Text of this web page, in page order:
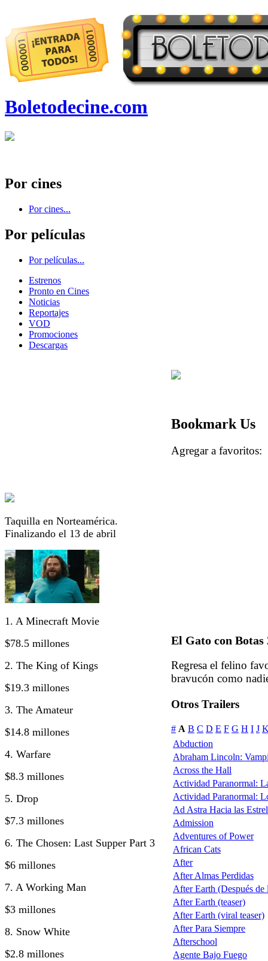
Boletodecine.com
Por cines
Por cines...
Por películas
Por películas...
Estrenos
Pronto en Cines
Noticias
Reportajes
VOD
Promociones
Descargas
Taquilla en Norteamérica.
Finalizando el 13 de abril
1. A Minecraft Movie
$78.5 millones
2. The King of Kings
$19.3 millones
3. The Amateur
$14.8 millones
4. Warfare
$8.3 millones
5. Drop
$7.3 millones
6. The Chosen: Last Supper Part 3
$6 millones
7. A Working Man
$3 millones
8. Snow White
$2.8 millones
Bookmark Us
Agregar a
El Gato con
Regresa el felino
bravucón como
Otros Trailers
# A B C D E F G H I J
Abduction
Abraham Lincoln:
Across the Hall
Actividad Paranormal:
Actividad Paranormal:
Ad Astra Hacia las
Admission
Adventures of Power
African Cats
After
After Almas Perdidas
After Earth (Después de
After Earth (teaser)
After Earth (viral teaser)
After Para Siempre
Afterschool
Agente Bajo Fuego